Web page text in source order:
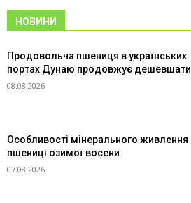
НОВИНИ
Продовольча пшениця в українських
портах Дунаю продовжує дешевшати
08.08.2026
Особливості мінерального живлення
пшениці озимої восени
07.08.2026